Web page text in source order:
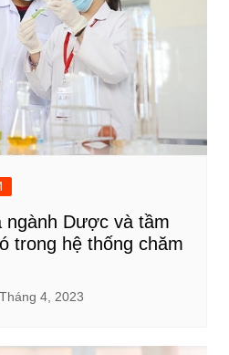
ngành Dược và tầm
trong hệ thống chăm
4, 2023